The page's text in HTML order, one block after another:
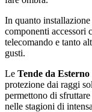
In quanto
componenti accessori
telecomando e tanto
gusti.
Le Tende da Esterno
protezione dai raggi
permettono di
nelle stagioni di